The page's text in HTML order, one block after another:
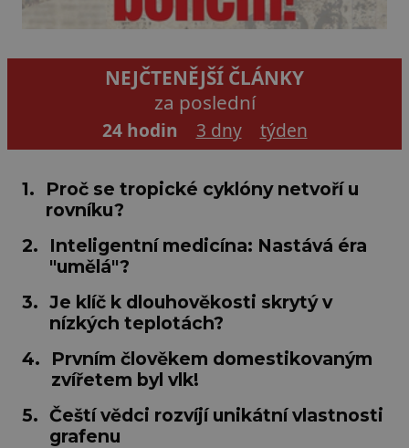
NEJČTENĚJŠÍ ČLÁNKY
za poslední
24 hodin 3 dny týden
1.
Proč se tropické cyklóny netvoří u
rovníku?
2.
Inteligentní medicína: Nastává éra
"umělá"?
3. Je klíč k dlouhověkosti skrytý v
nízkých teplotách?
4.
Prvním člověkem domestikovaným
zvířetem byl vlk!
5. Čeští vědci rozvíjí unikátní vlastnosti
grafenu